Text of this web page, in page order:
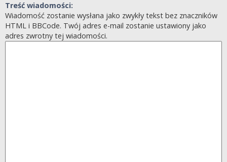
Treść wiadomości:
Wiadomość zostanie wysłana jako zwykły tekst bez znaczników
HTML i BBCode. Twój adres e-mail zostanie ustawiony jako
adres zwrotny tej wiadomości.